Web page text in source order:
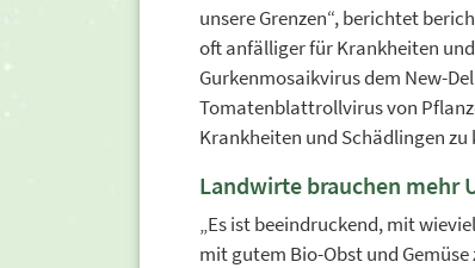
unsere Grenzen“, berichtet
oft anfälliger für Krankheiten
Gurkenmosaikvirus dem New-
Tomatenblattrollvirus von
Krankheiten und Schädlingen
Landwirte brauchen mehr
„Es ist beeindruckend, mit
mit gutem Bio-Obst und